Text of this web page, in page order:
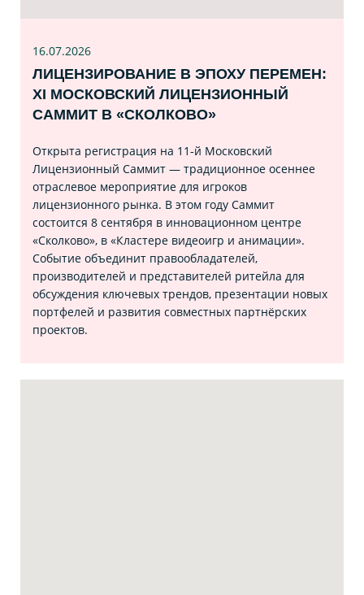
16.07.2026
ЛИЦЕНЗИРОВАНИЕ В ЭПОХУ ПЕРЕМЕН:
XI МОСКОВСКИЙ ЛИЦЕНЗИОННЫЙ
САММИТ В «СКОЛКОВО»
Открыта регистрация на 11‑й Московский
Лицензионный Саммит — традиционное осеннее
отраслевое мероприятие для игроков
лицензионного рынка. В этом году Саммит
состоится 8 сентября в инновационном центре
«Сколково», в «Кластере видеоигр и анимации».
Событие объединит правообладателей,
производителей и представителей ритейла для
обсуждения ключевых трендов, презентации новых
портфелей и развития совместных партнёрских
проектов.